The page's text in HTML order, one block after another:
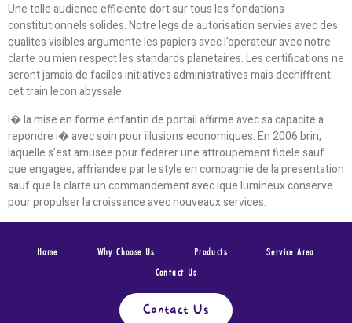
Une telle audience efficiente dort sur tous les fondations
constitutionnels solides. Notre legs de autorisation servies avec des
qualites visibles argumente les papiers avec l’operateur avec notre
clarte ou mien respect les standards planetaires. Les certifications ne
seront jamais de faciles initiatives administratives mais dechiffrent
cet train lecon abyssale.
I� la mise en forme enfantin de portail affirme avec sa capacite a
repondre i� avec soin pour illusions economiques. En 2006 brin,
laquelle s’est amusee pour federer une attroupement fidele sauf
que engagee, affriandee par le style en compagnie de la presentation
sauf que la clarte un commandement avec ique lumineux conserve
pour propulser la croissance avec nouveaux services.
Home Why Choose Us Products
Service Area
Contact Us
Contact Us